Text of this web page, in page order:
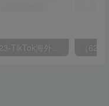
（6890期）2023-TikTok海外短视频带货特训营，掌握TK短视频带货变现全流程（60节课）